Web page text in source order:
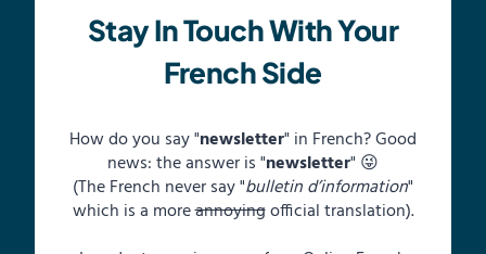
Stay In Touch With Your
French Side
How do you say "newsletter" in French? Good
news: the answer is "newsletter" 😜
(The French never say "bulletin d’information"
which is a moreannoyingofficial translation).